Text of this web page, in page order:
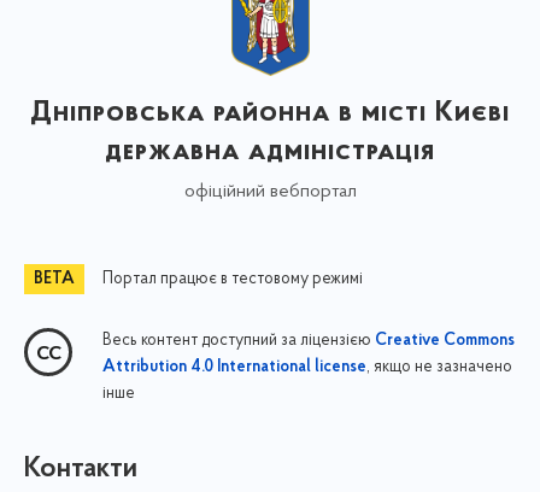
Дніпровська районна в місті Києві
державна адміністрація
офіційний вебпортал
Портал працює в тестовому режимі
Весь контент доступний за ліцензією Creative Commons
Attribution 4.0 International license, якщо не зазначено
інше
Контакти